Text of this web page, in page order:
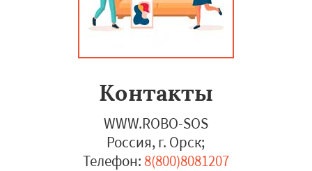
Контакты
WWW.ROBO-SOS
Россия, г. Орск;
Телефон: 8(800)8081207